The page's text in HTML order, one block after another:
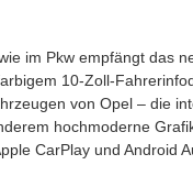
im Pkw empfängt das
10-Zoll-
von Opel – die
hochmoderne
CarPlay und Android